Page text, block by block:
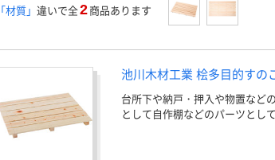
「材質」 違いで全2 商品あります
池川木材工業 桧多目的すの
台所下や納戸・押入や物置など
として自作棚などのパーツとし